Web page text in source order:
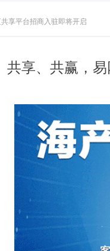
享平台招商入驻即将开启
共享、共赢，